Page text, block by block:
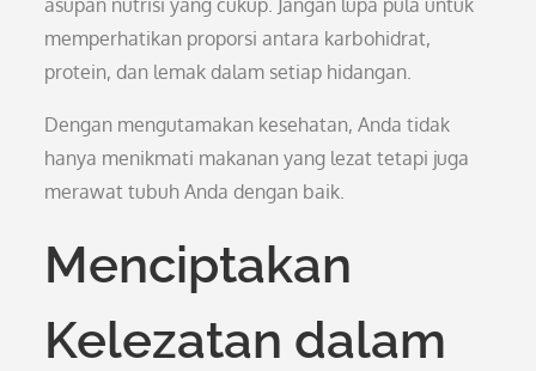
asupan nutrisi yang cukup. Jangan lupa pula untuk
memperhatikan proporsi antara karbohidrat,
protein, dan lemak dalam setiap hidangan.
Dengan mengutamakan kesehatan, Anda tidak
hanya menikmati makanan yang lezat tetapi juga
merawat tubuh Anda dengan baik.
Menciptakan
Kelezatan dalam